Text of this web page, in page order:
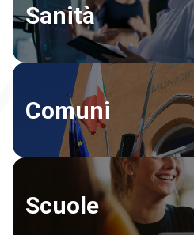
Sanità
Comuni
Scuole